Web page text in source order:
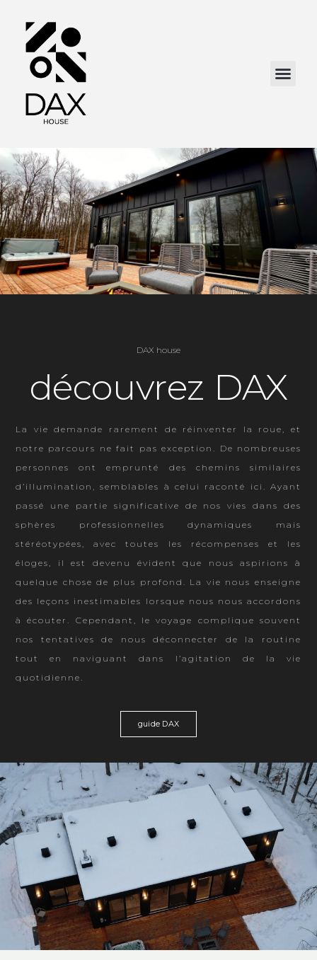
DAX house
découvrez DAX
La vie demande rarement de réinventer la roue, et
notre parcours ne fait pas exception. De nombreuses
personnes ont emprunté des chemins similaires
d’illumination, semblables à celui raconté ici. Ayant
passé une partie significative de nos vies dans des
sphères professionnelles dynamiques mais
stéréotypées, avec toutes les récompenses et les
éloges, il est devenu évident que nous aspirions à
quelque chose de plus profond. La vie nous enseigne
des leçons inestimables lorsque nous nous accordons
à écouter. Cependant, le voyage complique souvent
nos tentatives de nous déconnecter de la routine
tout en naviguant dans l’agitation de la vie
quotidienne.
guide DAX